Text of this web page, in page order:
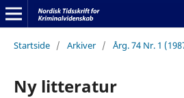
Startside / Arkiver / Årg. 74 Nr. 1
Ny litteratur